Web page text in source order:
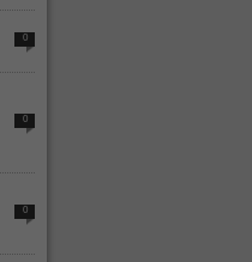
0
0
0